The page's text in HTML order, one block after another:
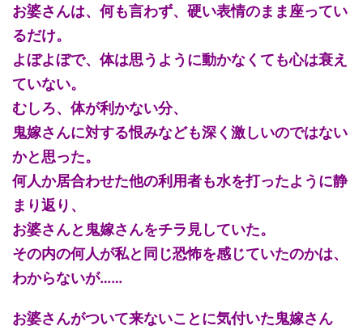
お婆さんは、何も言わず、硬い表情のまま座ってい
るだけ。
よぼよぼで、体は思うように動かなくても心は衰え
ていない。
むしろ、体が利かない分、
鬼嫁さんに対する恨みなども深く激しいのではない
かと思った。
何人か居合わせた他の利用者も水を打ったように静
まり返り、
お婆さんと鬼嫁さんをチラ見していた。
その内の何人が私と同じ恐怖を感じていたのかは、
わからないが……
お婆さんがついて来ないことに気付いた鬼嫁さん